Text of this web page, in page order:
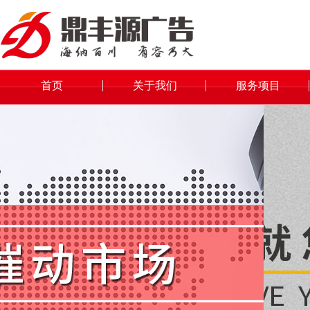
首页 关于我们 服务项目